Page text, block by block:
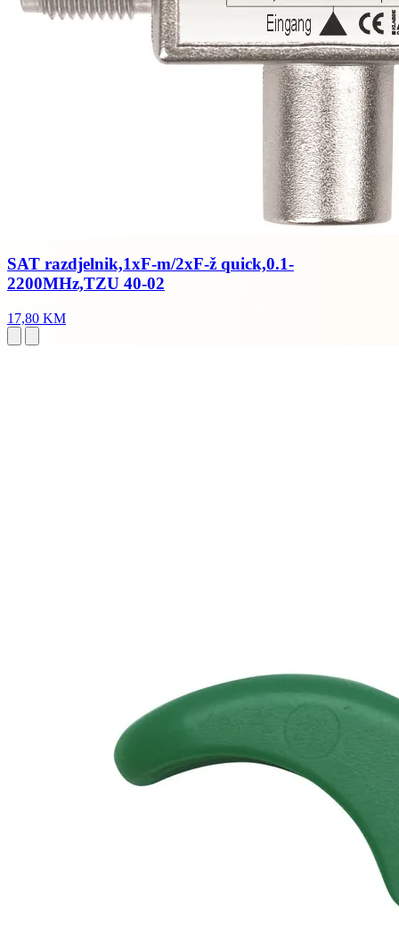
SAT razdjelnik,1xF-m/2xF-ž quick,0.1-
2200MHz,TZU 40-02
17,80 KM